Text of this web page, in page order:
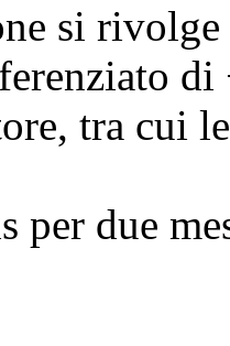
si
tra cui
per due